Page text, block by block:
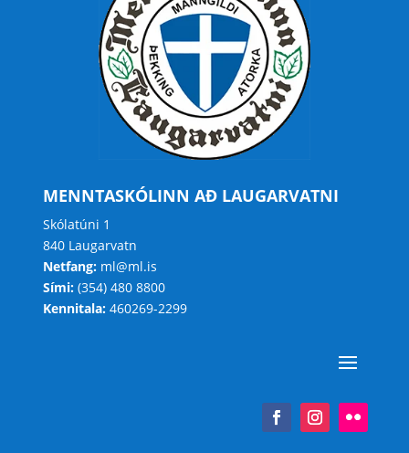
MENNTASKÓLINN AÐ LAUGARVATNI
Skólatúni 1
840 Laugarvatn
Netfang:ml@ml.is
Sími:(354) 480 8800
Kennitala:460269-2299